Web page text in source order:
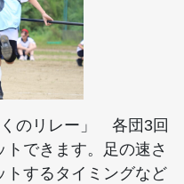
のリレー」 各団3回
できます。足の速さ
トするタイミングなど